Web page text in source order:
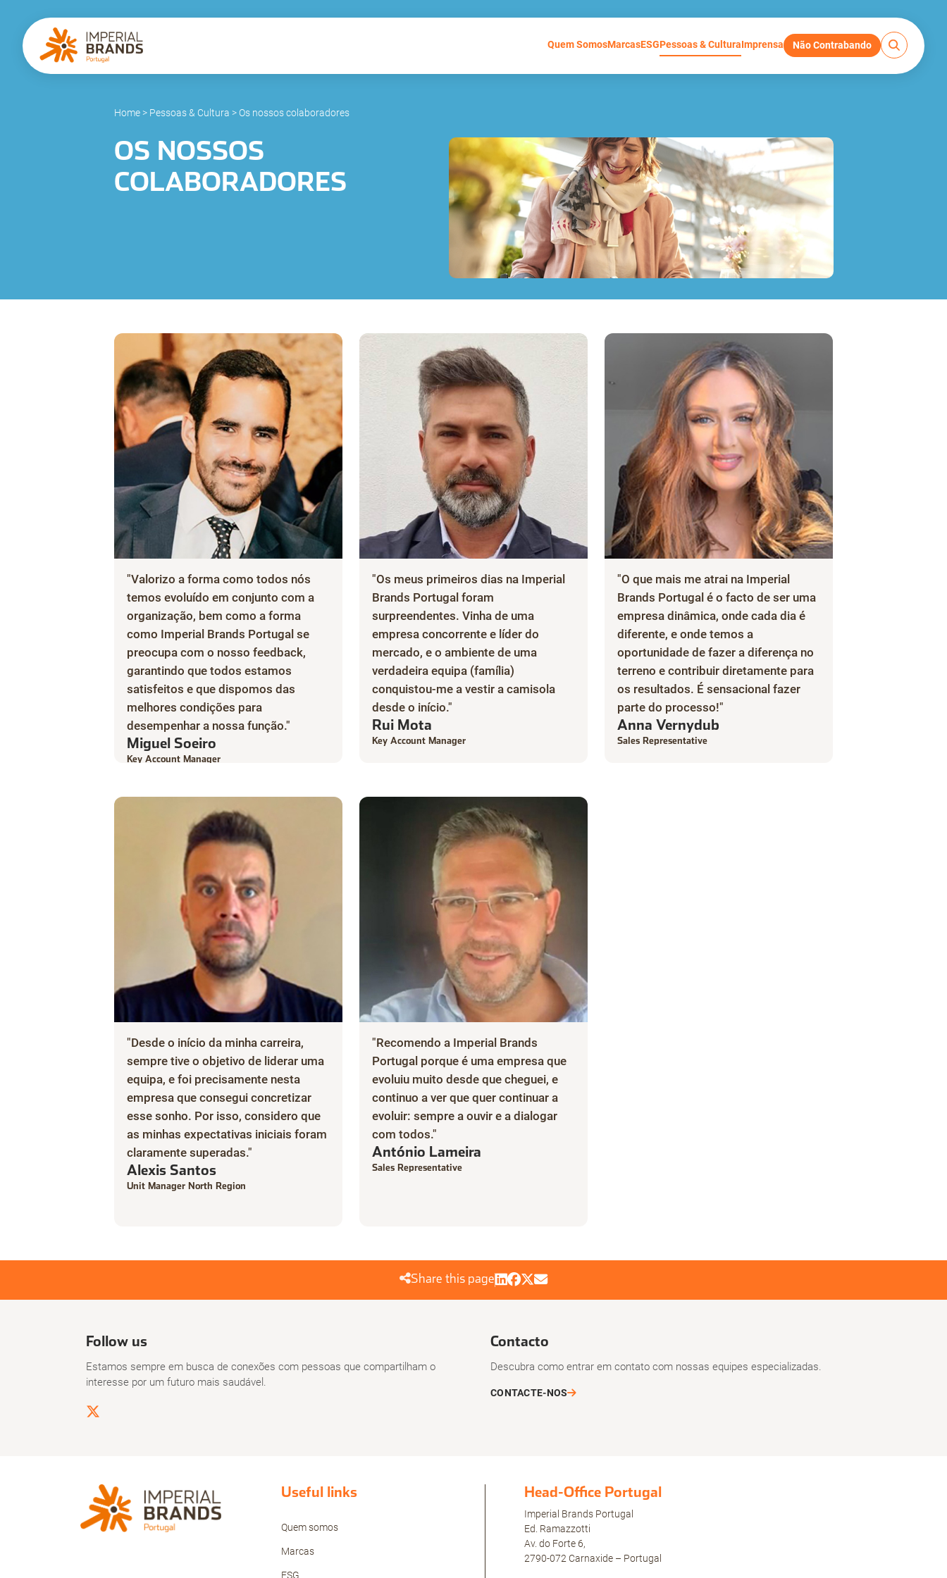
Quem SomosMarcasESGPessoas & CulturaImprensa Não Contrabando
Home> Pessoas & Cultura > Os nossos colaboradores
OS NOSSOS
COLABORADORES
"Valorizo a forma como todos nós
temos evoluído em conjunto com a
organização, bem como a forma
como Imperial Brands Portugal se
preocupa com o nosso feedback,
garantindo que todos estamos
satisfeitos e que dispomos das
melhores condições para
desempenhar a nossa função."
Miguel Soeiro
Key Account Manager
"Os meus primeiros dias na Imperial
Brands Portugal foram
surpreendentes. Vinha de uma
empresa concorrente e líder do
mercado, e o ambiente de uma
verdadeira equipa (família)
conquistou-me a vestir a camisola
desde o início."
Rui Mota
Key Account Manager
"O que mais me atrai na Imperial
Brands Portugal é o facto de ser uma
empresa dinâmica, onde cada dia é
diferente, e onde temos a
oportunidade de fazer a diferença no
terreno e contribuir diretamente para
os resultados. É sensacional fazer
parte do processo!"
Anna Vernydub
Sales Representative
"Desde o início da minha carreira,
sempre tive o objetivo de liderar uma
equipa, e foi precisamente nesta
empresa que consegui concretizar
esse sonho. Por isso, considero que
as minhas expectativas iniciais foram
claramente superadas."
Alexis Santos
Unit Manager North Region
"Recomendo a Imperial Brands
Portugal porque é uma empresa que
evoluiu muito desde que cheguei, e
continuo a ver que quer continuar a
evoluir: sempre a ouvir e a dialogar
com todos."
António Lameira
Sales Representative
Share this page
Follow us
Estamos sempre em busca de conexões com pessoas que compartilham o
interesse por um futuro mais saudável.
Contacto
Descubra como entrar em contato com nossas equipes especializadas.
CONTACTE-NOS
Useful links
Quem somos
Marcas
ESG
Head-Office Portugal
Imperial Brands Portugal
Ed. Ramazzotti
Av. do Forte 6,
2790-072 Carnaxide – Portugal